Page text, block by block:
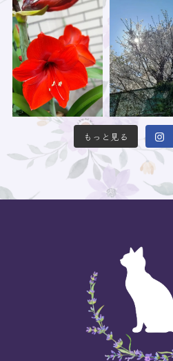
もっと見る